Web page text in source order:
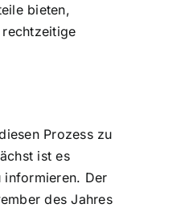
bieten,
Prozess zu
ist es
informieren. Der
des Jahres